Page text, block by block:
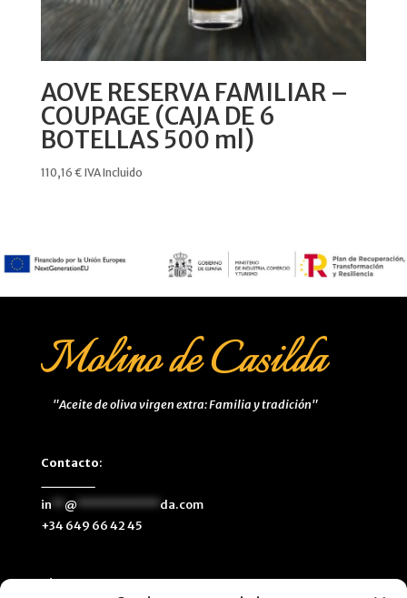
AOVE RESERVA FAMILIAR –
COUPAGE (CAJA DE 6
BOTELLAS 500 ml)
110,16 € IVA Incluido
"Aceite de oliva virgen extra: Familia y tradición"
Contacto:
in ** @ ************* da.com
+34 649 66 42 45
Síguenos: